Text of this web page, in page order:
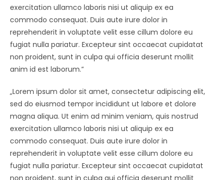
exercitation ullamco laboris nisi ut aliquip ex ea
commodo consequat. Duis aute irure dolor in
reprehenderit in voluptate velit esse cillum dolore eu
fugiat nulla pariatur. Excepteur sint occaecat cupidatat
non proident, sunt in culpa qui officia deserunt mollit
anim id est laborum.”
„Lorem ipsum dolor sit amet, consectetur adipiscing elit,
sed do eiusmod tempor incididunt ut labore et dolore
magna aliqua. Ut enim ad minim veniam, quis nostrud
exercitation ullamco laboris nisi ut aliquip ex ea
commodo consequat. Duis aute irure dolor in
reprehenderit in voluptate velit esse cillum dolore eu
fugiat nulla pariatur. Excepteur sint occaecat cupidatat
non proident, sunt in culpa qui officia deserunt mollit